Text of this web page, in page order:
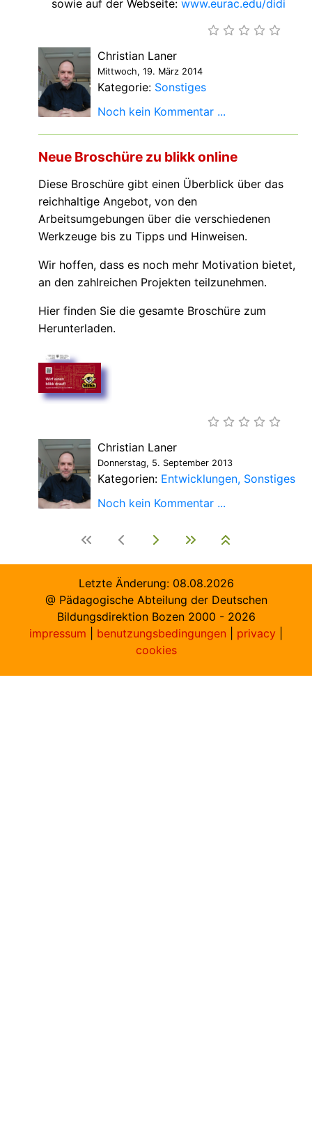
sowie auf der Webseite: www.eurac.edu/didi
Christian Laner
Mittwoch, 19. März 2014
Kategorie: Sonstiges
Noch kein Kommentar ...
Neue Broschüre zu blikk online
Diese Broschüre gibt einen Überblick über das
reichhaltige Angebot, von den
Arbeitsumgebungen über die verschiedenen
Werkzeuge bis zu Tipps und Hinweisen.
Wir hoffen, dass es noch mehr Motivation bietet,
an den zahlreichen Projekten teilzunehmen.
Hier finden Sie die gesamte Broschüre zum
Herunterladen.
Christian Laner
Donnerstag, 5. September 2013
Kategorien: Entwicklungen Sonstiges
Noch kein Kommentar ...
Letzte Änderung: 08.08.2026
@ Pädagogische Abteilung der Deutschen
Bildungsdirektion Bozen 2000 - 2026
impressum
benutzungsbedingungen privacy
cookies